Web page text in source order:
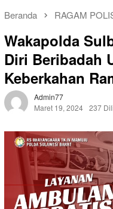
Beranda RAGAM
Wakapolda
Diri Beribadah
Keberkahan
Admin77
Maret 19, 2024 237